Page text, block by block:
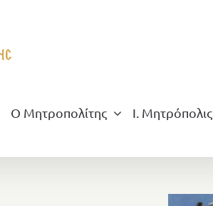
Ο Μητροπολίτης Ι. Μητρόπολις